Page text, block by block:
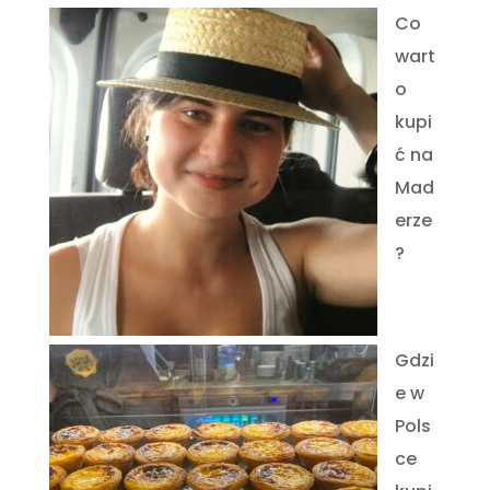
Co
wart
o
kupi
ć na
Mad
erze
?
Gdzi
e w
Pols
ce